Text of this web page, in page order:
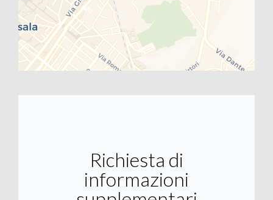
Richiesta di
informazioni